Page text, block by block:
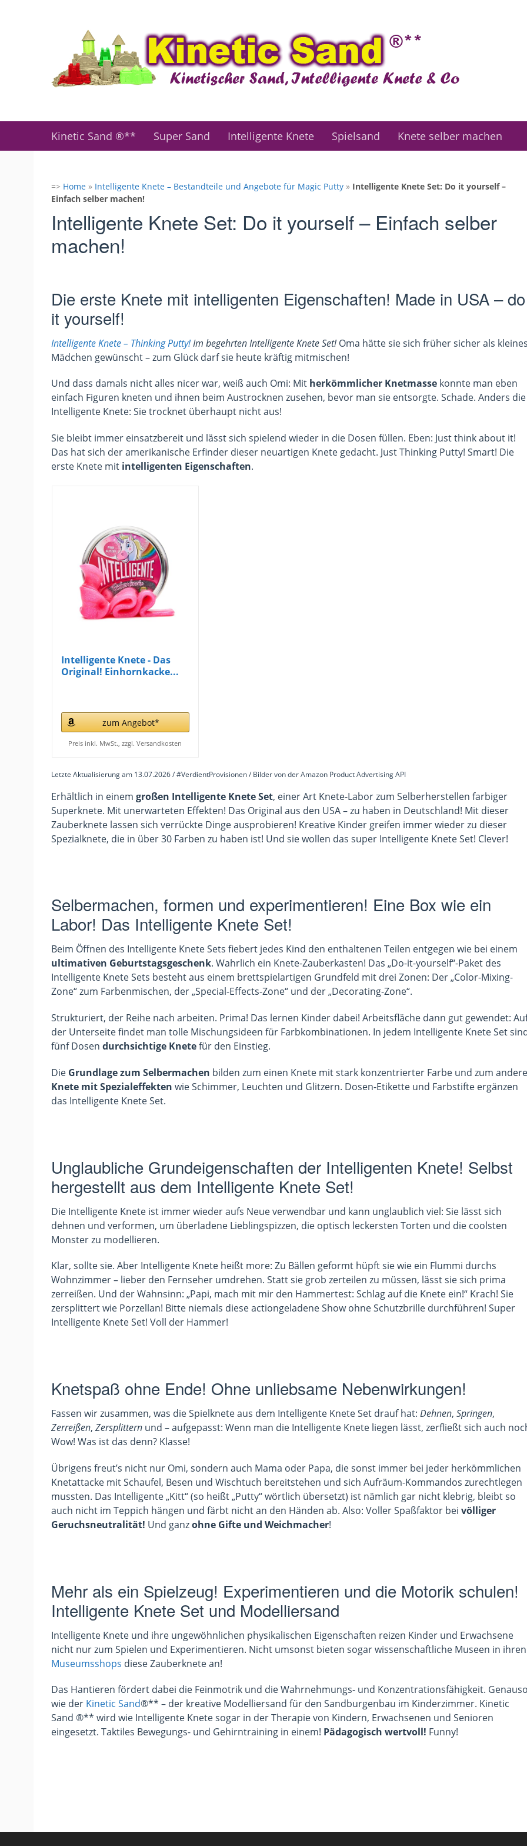
Kinetic Sand ®** Super Sand Intelligente Knete Spielsand Knete selber machen
=> Home » Intelligente Knete – Bestandteile und Angebote für Magic Putty » Intelligente Knete Set: Do it yourself –
Einfach selber machen!
Intelligente Knete Set: Do it yourself – Einfach selber
machen!
Die erste Knete mit intelligenten Eigenschaften! Made in USA – do
it yourself!
Intelligente Knete – Thinking Putty!Im begehrten Intelligente Knete Set!Oma hätte sie sich früher sicher als
Mädchen gewünscht – zum Glück darf sie heute kräftig mitmischen!
Und dass damals nicht alles nicer war, weiß auch Omi: Mit herkömmlicher Knetmasse konnte man eben
einfach Figuren kneten und ihnen beim Austrocknen zusehen, bevor man sie entsorgte. Schade. Anders die
Intelligente Knete: Sie trocknet überhaupt nicht aus!
Sie bleibt immer einsatzbereit und lässt sich spielend wieder in die Dosen füllen. Eben: Just think about it!
Das hat sich der amerikanische Erfinder dieser neuartigen Knete gedacht. Just Thinking Putty! Smart! Die
erste Knete mit intelligenten Eigenschaften.
Intelligente Knete - Das
Original! Einhornkacke...
zum Angebot*
Preis inkl. MwSt., zzgl. Versandkosten
Letzte Aktualisierung am 13.07.2026 / #VerdientProvisionen / Bilder von der Amazon Product Advertising API
Erhältlich in einem großen Intelligente Knete Set, einer Art Knete-Labor zum Selberherstellen farbiger
Superknete. Mit unerwarteten Effekten! Das Original aus den USA – zu haben in Deutschland! Mit dieser
Zauberknete lassen sich verrückte Dinge ausprobieren! Kreative Kinder greifen immer wieder zu dieser
Spezialknete, die in über 30 Farben zu haben ist! Und sie wollen das super Intelligente Knete Set! Clever!
Selbermachen, formen und experimentieren! Eine Box wie ein
Labor! Das Intelligente Knete Set!
Beim Öffnen des Intelligente Knete Sets fiebert jedes Kind den enthaltenen Teilen entgegen wie bei einem
ultimativen Geburtstagsgeschenk. Wahrlich ein Knete-Zauberkasten! Das „Do-it-yourself“-Paket des
Intelligente Knete Sets besteht aus einem brettspielartigen Grundfeld mit drei Zonen: Der „Color-Mixing-
Zone“ zum Farbenmischen, der „Special-Effects-Zone“ und der „Decorating-Zone“.
Strukturiert, der Reihe nach arbeiten. Prima! Das lernen Kinder dabei! Arbeitsfläche dann gut gewendet:
der Unterseite findet man tolle Mischungsideen für Farbkombinationen. In jedem Intelligente Knete Set
fünf Dosen durchsichtige Knetefür den Einstieg.
Die Grundlage zum Selbermachen bilden zum einen Knete mit stark konzentrierter Farbe und zum
Knete mit Spezialeffekten wie Schimmer, Leuchten und Glitzern. Dosen-Etikette und Farbstifte ergänzen
das Intelligente Knete Set.
Unglaubliche Grundeigenschaften der Intelligenten Knete! Selbst
hergestellt aus dem Intelligente Knete Set!
Die Intelligente Knete ist immer wieder aufs Neue verwendbar und kann unglaublich viel: Sie lässt sich
dehnen und verformen, um überladene Lieblingspizzen, die optisch leckersten Torten und die coolsten
Monster zu modellieren.
Klar, sollte sie. Aber Intelligente Knete heißt more: Zu Bällen geformt hüpft sie wie ein Flummi durchs
Wohnzimmer – lieber den Fernseher umdrehen. Statt sie grob zerteilen zu müssen, lässt sie sich prima
zerreißen. Und der Wahnsinn: „Papi, mach mit mir den Hammertest: Schlag auf die Knete ein!“ Krach! Sie
zersplittert wie Porzellan! Bitte niemals diese actiongeladene Show ohne Schutzbrille durchführen! Super
Intelligente Knete Set! Voll der Hammer!
Knetspaß ohne Ende! Ohne unliebsame Nebenwirkungen!
Fassen wir zusammen, was die Spielknete aus dem Intelligente Knete Set drauf hat: Dehnen, Springen,
Zerreißen, Zersplittern und – aufgepasst: Wenn man die Intelligente Knete liegen lässt, zerfließt sich auch
Wow! Was ist das denn? Klasse!
Übrigens freut’s nicht nur Omi, sondern auch Mama oder Papa, die sonst immer bei jeder herkömmlichen
Knetattacke mit Schaufel, Besen und Wischtuch bereitstehen und sich Aufräum-Kommandos zurechtlegen
mussten. Das Intelligente „Kitt“ (so heißt „Putty“ wörtlich übersetzt) ist nämlich gar nicht klebrig, bleibt so
auch nicht im Teppich hängen und färbt nicht an den Händen ab. Also: Voller Spaßfaktor bei völliger
Geruchsneutralität! Und ganzohne Gifte und Weichmacher!
Mehr als ein Spielzeug! Experimentieren und die Motorik schulen!
Intelligente Knete Set und Modelliersand
Intelligente Knete und ihre ungewöhnlichen physikalischen Eigenschaften reizen Kinder und Erwachsene
nicht nur zum Spielen und Experimentieren. Nicht umsonst bieten sogar wissenschaftliche Museen in ihren
Museumsshops diese Zauberknete an!
Das Hantieren fördert dabei die Feinmotrik und die Wahrnehmungs- und Konzentrationsfähigkeit.
wie der Kinetic Sand®** – der kreative Modelliersand für den Sandburgenbau im Kinderzimmer. Kinetic
Sand ®** wird wie Intelligente Knete sogar in der Therapie von Kindern, Erwachsenen und Senioren
eingesetzt. Taktiles Bewegungs- und Gehirntraining in einem! Pädagogisch wertvoll! Funny!